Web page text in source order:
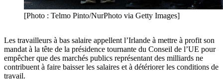
[Photo : Telmo Pinto/NurPhoto via Getty Images]
Les travailleurs à bas salaire appellent l’Irlande à mettre à profit son
mandat à la tête de la présidence tournante du Conseil de l’UE pour
empêcher que des marchés publics représentant des milliards ne
contribuent à faire baisser les salaires et à détériorer les conditions de
travail.